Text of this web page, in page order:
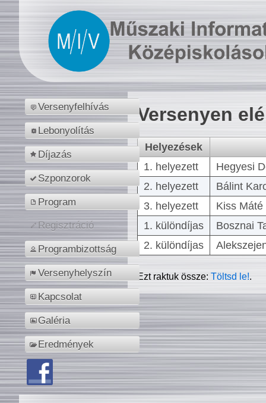
Versenyfelhívás
Lebonyolítás
Díjazás
Szponzorok
Program
Regisztráció
Programbizottság
Versenyhelyszín
Kapcsolat
Galéria
Eredmények
Versenyen
Helyezések
1. helyezett
Hegyesi
2. helyezett
Bálint
3. helyezett
Kiss
1. különdíjas
Bosznai
2. különdíjas
Ezt raktuk össze:Töltsd le!.